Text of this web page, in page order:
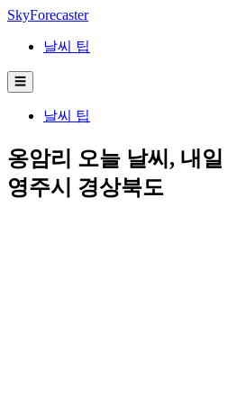
SkyForecaster
날씨 팁
☰
날씨 팁
옹암리 오늘 날씨, 내
영주시 경상북도